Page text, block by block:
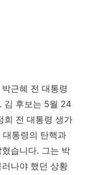
근혜 전 대통령
김 후보는 5월 24
희 전 대통령 생가
통령의 탄핵과
습니다. 그는 박
나야 했던 상황